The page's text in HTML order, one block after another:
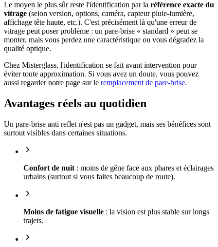
Le moyen le plus sûr reste l'identification par la référence exacte du
vitrage (selon version, options, caméra, capteur pluie-lumière,
affichage tête haute, etc.). C'est précisément là qu'une erreur de
vitrage peut poser problème : un pare-brise « standard » peut se
monter, mais vous perdez une caractéristique ou vous dégradez la
qualité optique.
Chez Misterglass, l'identification se fait avant intervention pour
éviter toute approximation. Si vous avez un doute, vous pouvez
aussi regarder notre page sur le remplacement de pare-brise.
Avantages réels au quotidien
Un pare-brise anti reflet n'est pas un gadget, mais ses bénéfices sont
surtout visibles dans certaines situations.
Confort de nuit : moins de gêne face aux phares et éclairages
urbains (surtout si vous faites beaucoup de route).
Moins de fatigue visuelle : la vision est plus stable sur longs
trajets.